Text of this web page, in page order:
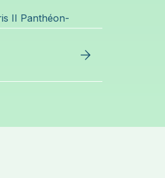
II Panthéon-
(2011-2013)